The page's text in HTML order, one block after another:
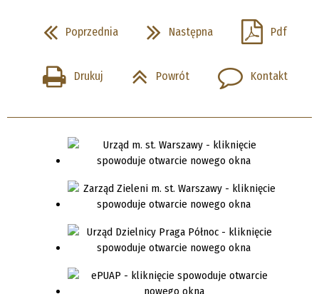
Poprzednia Następna Pdf
Drukuj Powrót Kontakt